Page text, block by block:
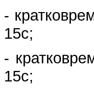
-
15с;
-
15с;